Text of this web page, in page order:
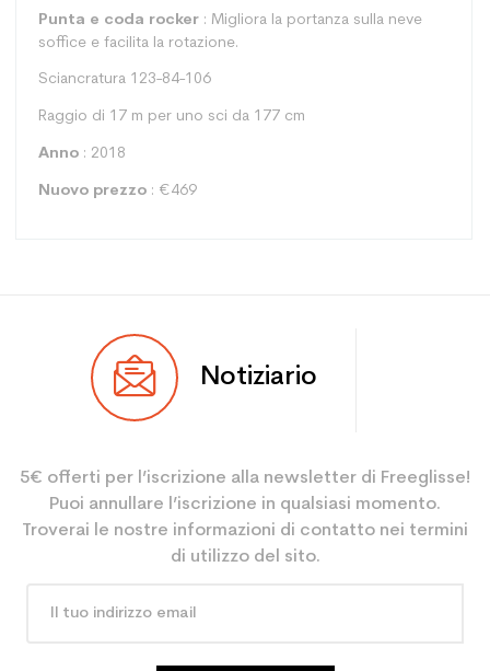
Punta e coda rocker : Migliora la portanza sulla neve
soffice e facilita la rotazione.
Sciancratura 123-84-106
Raggio di 17 m per uno sci da 177 cm
Anno : 2018
Nuovo prezzo : €469
Utente Misto
Colore Nero
Risparmio di CO2 per il
3.9
Notiziario
5€ offerti per l’iscrizione alla newsletter di Freeglisse!
Puoi annullare l’iscrizione in qualsiasi momento.
Troverai le nostre informazioni di contatto nei termini
di utilizzo del sito.